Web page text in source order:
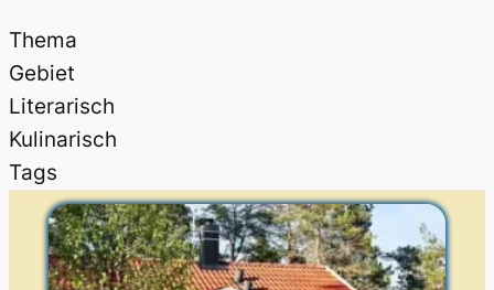
Thema
Gebiet
Literarisch
Kulinarisch
Tags